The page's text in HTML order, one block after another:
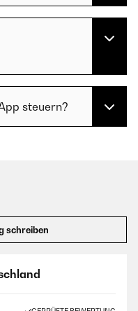
steuern?
schreiben